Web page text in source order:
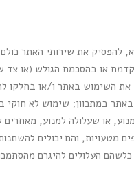
את שירותי האתר
או בהסכמת הגולש (או צד
במתכוון; שימוש לא
או שעלולה למנוע,
מטעויות, והם יכולים
העלולים להיגרם